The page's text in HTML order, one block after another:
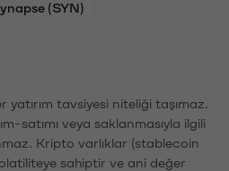
(SYN)
yatırım tavsiyesi niteliği taşımaz.
satımı veya saklanmasıyla ilgili
Kripto varlıklar (stablecoin
sahiptir ve ani değer